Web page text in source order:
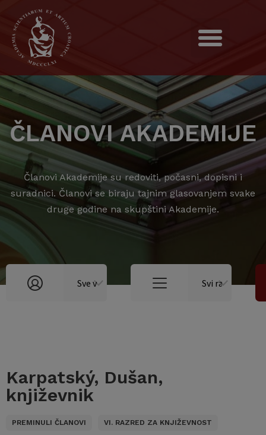
ČLANOVI AKADEMIJE
Članovi Akademije su redoviti, počasni, dopisni i
suradnici. Članovi se biraju tajnim glasovanjem svake
druge godine na skupštini Akademije.
Karpatský, Dušan,
književnik
PREMINULI ČLANOVI VI. RAZRED ZA KNJIŽEVNOST